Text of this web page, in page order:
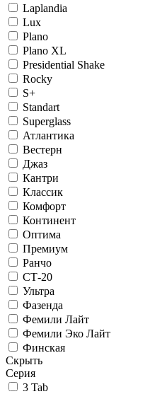
Laplandia
Lux
Plano
Plano XL
Presidential Shake
Rocky
S+
Standart
Superglass
Атлантика
Вестерн
Джаз
Кантри
Классик
Комфорт
Континент
Оптима
Премиум
Ранчо
СТ-20
Ультра
Фазенда
Фемили Лайт
Фемили Эко Лайт
Финская
Скрыть
Серия
3 Tab